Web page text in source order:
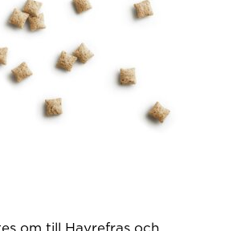
om till Havrefras och